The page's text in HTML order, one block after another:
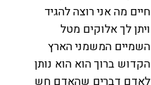
חיים מה אני רוצה להגיד
ויתן לך אלוקים מטל
השמיים המשמני הארץ
הקדוש ברוך הוא הוא נותן
לאדם דברים שהאדם חש